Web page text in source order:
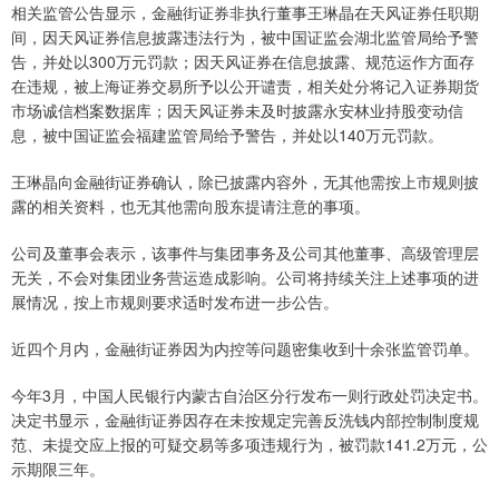
相关监管公告显示，金融街证券非执行董事王琳晶在天风证券任职期
间，因天风证券信息披露违法行为，被中国证监会湖北监管局给予警
告，并处以300万元罚款；因天风证券在信息披露、规范运作方面存
在违规，被上海证券交易所予以公开谴责，相关处分将记入证券期货
市场诚信档案数据库；因天风证券未及时披露永安林业持股变动信
息，被中国证监会福建监管局给予警告，并处以140万元罚款。
王琳晶向金融街证券确认，除已披露内容外，无其他需按上市规则披
露的相关资料，也无其他需向股东提请注意的事项。
公司及董事会表示，该事件与集团事务及公司其他董事、高级管理层
无关，不会对集团业务营运造成影响。公司将持续关注上述事项的进
展情况，按上市规则要求适时发布进一步公告。
近四个月内，金融街证券因为内控等问题密集收到十余张监管罚单。
今年3月，中国人民银行内蒙古自治区分行发布一则行政处罚决定书。
决定书显示，金融街证券因存在未按规定完善反洗钱内部控制制度规
范、未提交应上报的可疑交易等多项违规行为，被罚款141.2万元，公
示期限三年。